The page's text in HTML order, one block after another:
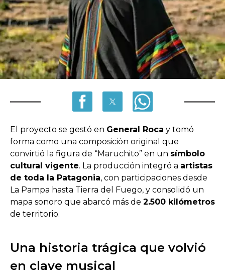
El proyecto se gestó en General Roca y tomó
forma como una composición original que
convirtió la figura de “Maruchito” en un símbolo
cultural vigente. La producción integró a artistas
de toda la Patagonia, con participaciones desde
La Pampa hasta Tierra del Fuego, y consolidó un
mapa sonoro que abarcó más de 2.500 kilómetros
de territorio.
Una historia trágica que volvió
en clave musical